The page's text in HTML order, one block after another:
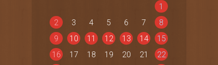
1
2
3 4 5 6 7
8
9
10 11 12 13 14
15
16
17 18 19 20 21
22